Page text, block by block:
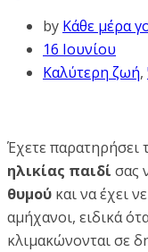
by Κάθε μέρα
16 Ιουνίου
Καλύτερη ζωή,
Έχετε παρατηρήσει
ηλικίας παιδί σας
θυμού και να έχει
αμήχανοι, ειδικά
κλιμακώνονται σε